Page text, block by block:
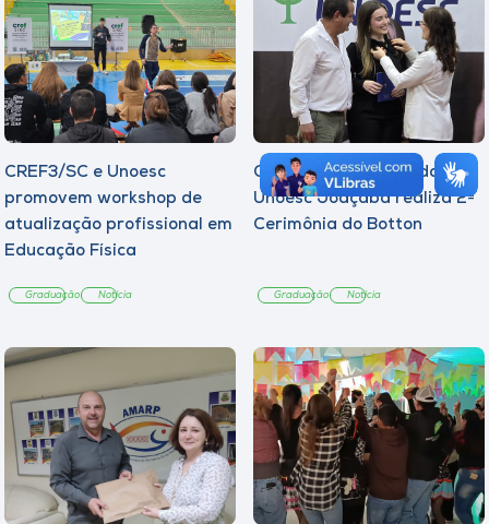
CREF3/SC e Unoesc
promovem workshop de
atualização profissional em
Educação Física
Graduação Notícia
Curso de Psicologia da
Unoesc Joaçaba realiza 2ª
Cerimônia do Botton
Graduação Notícia